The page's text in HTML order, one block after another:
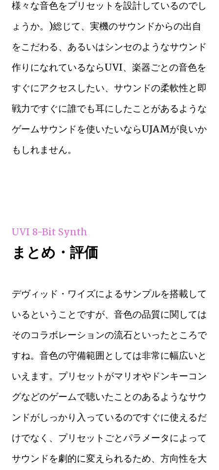
様々な音色をプリセットを設計しているのでし
ょうか。)総じて、実機のサウンドからの出自
をこだわる、あるいはシンセのようなサウンド
作りになれているならUVI、楽器ごとの音色を
すぐにアクセスしたい、サウンドの柔軟性と即
戦力ですぐに誰でも耳にしたことがあるような
ゲームサウンドを使いたいならUJAMが良いか
もしれません。
UVI 8-Bit Synth
まとめ・評価
デヴィッド・ワイズによるサンプルを搭載して
いるということですが、音色の品質に関しては
そのコラボレーションの流石といったところで
すね。音色の守備範囲としては非常に幅広いと
いえます。プリセットがマリオやドンキーコン
グなどのゲームで聴いたことのあるようなサウ
ンドがしっかり入っているのですぐに使えるだ
けでなく、プリセットごとパラメータによって
サウンドを劇的に変えられるため、方向性を大